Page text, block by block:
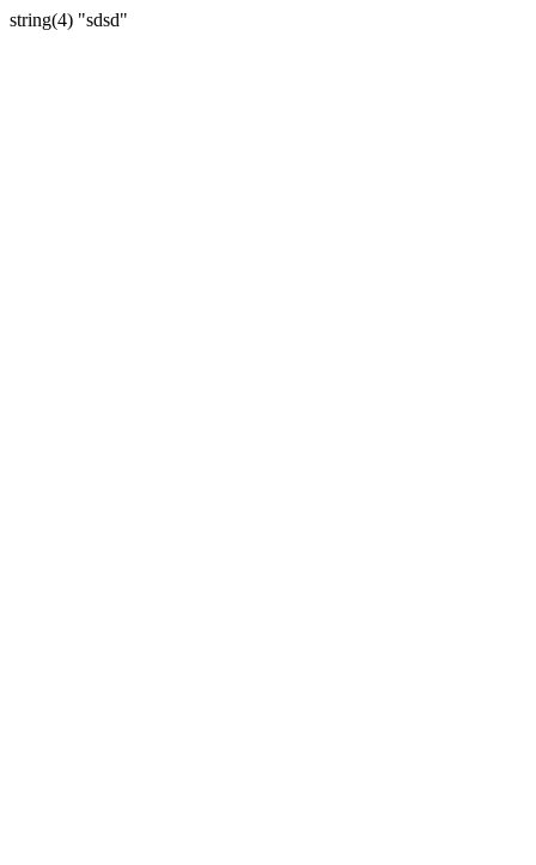
string(4) "sdsd"